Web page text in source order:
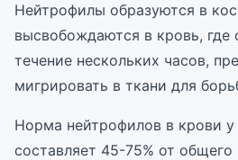
Нейтрофилы образуются в
высвобождаются в кровь, где
течение нескольких часов,
мигрировать в ткани для
Норма нейтрофилов в крови у
составляет 45-75% от общего